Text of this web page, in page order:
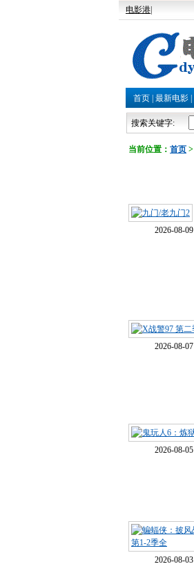
电影港
首页 最新电影
搜索关键字:
当前位置： 首页
2026-08-09
2026-08-07
2026-08-05
2026-08-03